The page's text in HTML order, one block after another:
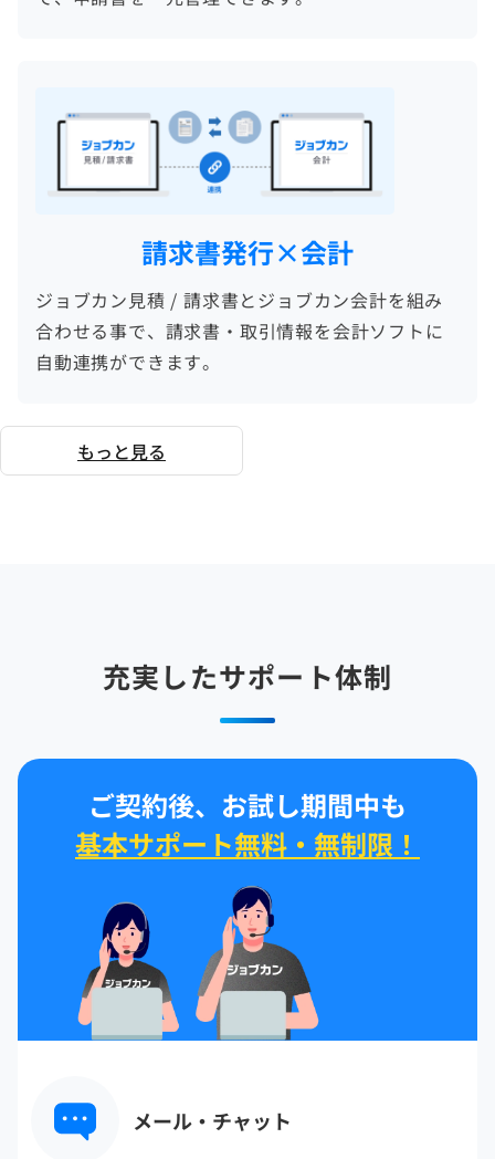
請求書発行×会計
ジョブカン見積 / 請求書とジョブカン会計を組み
合わせる事で、請求書・取引情報を会計ソフトに
自動連携ができます。
もっと見る
充実したサポート体制
ご契約後、お試し期間中も
基本サポート無料・無制限！
メール・チャット